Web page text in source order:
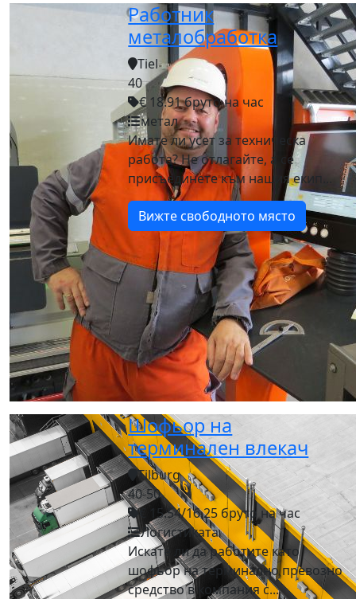
Работник
металобработка
Tiel
40
€ 18.91 бруто на час
метал
Имате ли усет за техническа
работа? Не отлагайте, а се
присъединете към нашия екип...
Вижте свободното място
Шофьор на
терминален влекач
Tilburg
40-50
€ 15.54/16.25 бруто на час
Логистиката
Искате ли да работите като
шофьор на терминално превозно
средство в компания с...